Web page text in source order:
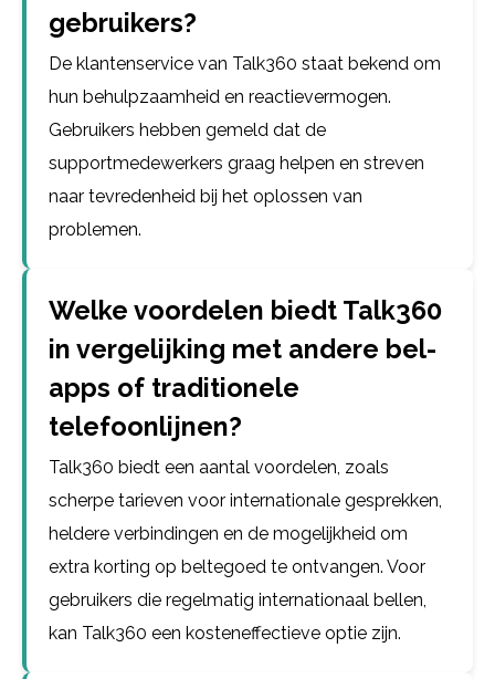
gebruikers?
De klantenservice van Talk360 staat bekend om
hun behulpzaamheid en reactievermogen.
Gebruikers hebben gemeld dat de
supportmedewerkers graag helpen en streven
naar tevredenheid bij het oplossen van
problemen.
Welke voordelen biedt Talk360
in vergelijking met andere bel-
apps of traditionele
telefoonlijnen?
Talk360 biedt een aantal voordelen, zoals
scherpe tarieven voor internationale gesprekken,
heldere verbindingen en de mogelijkheid om
extra korting op beltegoed te ontvangen. Voor
gebruikers die regelmatig internationaal bellen,
kan Talk360 een kosteneffectieve optie zijn.